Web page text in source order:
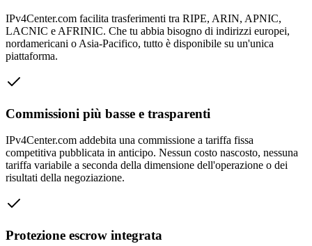
IPv4Center.com facilita trasferimenti tra RIPE, ARIN, APNIC,
LACNIC e AFRINIC. Che tu abbia bisogno di indirizzi europei,
nordamericani o Asia-Pacifico, tutto è disponibile su un'unica
piattaforma.
Commissioni più basse e trasparenti
IPv4Center.com addebita una commissione a tariffa fissa
competitiva pubblicata in anticipo. Nessun costo nascosto, nessuna
tariffa variabile a seconda della dimensione dell'operazione o dei
risultati della negoziazione.
Protezione escrow integrata